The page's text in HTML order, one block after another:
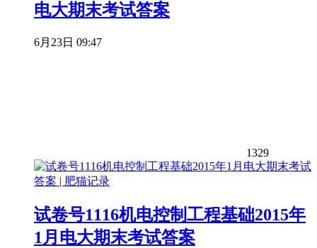
电大期末考试答案
6月23日 09:47
1329
试卷号1116机电控制工程基础2015年
1月电大期末考试答案